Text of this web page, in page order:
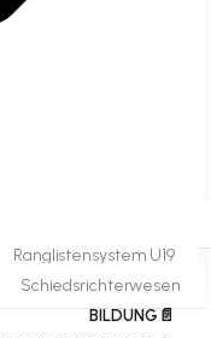
Ranglistensystem U19
Schiedsrichterwesen
BILDUNG📄